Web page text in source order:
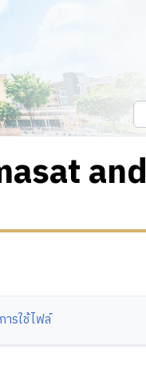
and
การใช้ไฟล์